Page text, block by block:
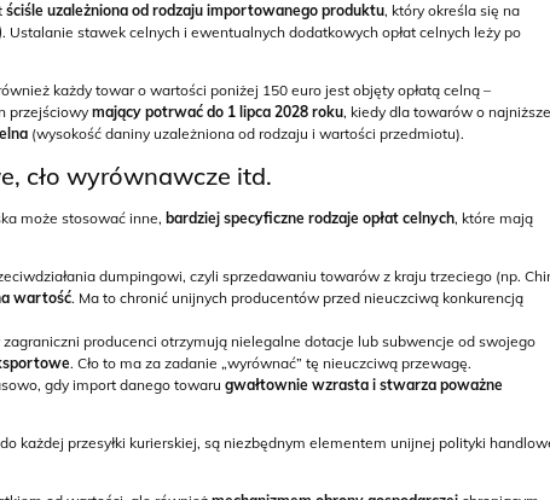
ściśle uzależniona od rodzaju importowanego produktu, który określa się na
. Ustalanie stawek celnych i ewentualnych dodatkowych opłat celnych leży po
każdy towar o wartości poniżej 150 euro jest objęty opłatą celną –
przejściowy mający potrwać do 1 lipca 2028 roku, kiedy dla towarów o
(wysokość daniny uzależniona od rodzaju i wartości przedmiotu).
cło wyrównawcze itd.
może stosować inne, bardziej specyficzne rodzaje opłat celnych, które mają
dumpingowi, czyli sprzedawaniu towarów z kraju trzeciego (np.
wartość. Ma to chronić unijnych producentów przed nieuczciwą konkurencją
producenci otrzymują nielegalne dotacje lub subwencje od swojego
. Cło to ma za zadanie „wyrównać” tę nieuczciwą przewagę.
gdy import danego towaru gwałtownie wzrasta i stwarza poważne
każdej przesyłki kurierskiej, są niezbędnym elementem unijnej polityki